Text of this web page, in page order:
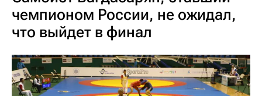
чемпионом России, не ожидал,
что выйдет в финал